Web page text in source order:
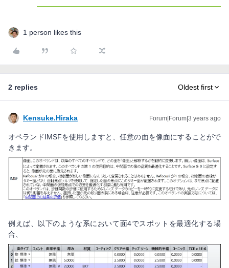
1 person likes this
2 replies Oldest first
Kensuke.Hiraka Forum|Forum|3 years ago
オペランドIMSFを使用しますと、任意の面を像面にすることがで
きます。
例えば、以下のような系において面4でスポットを最適化する場
合、